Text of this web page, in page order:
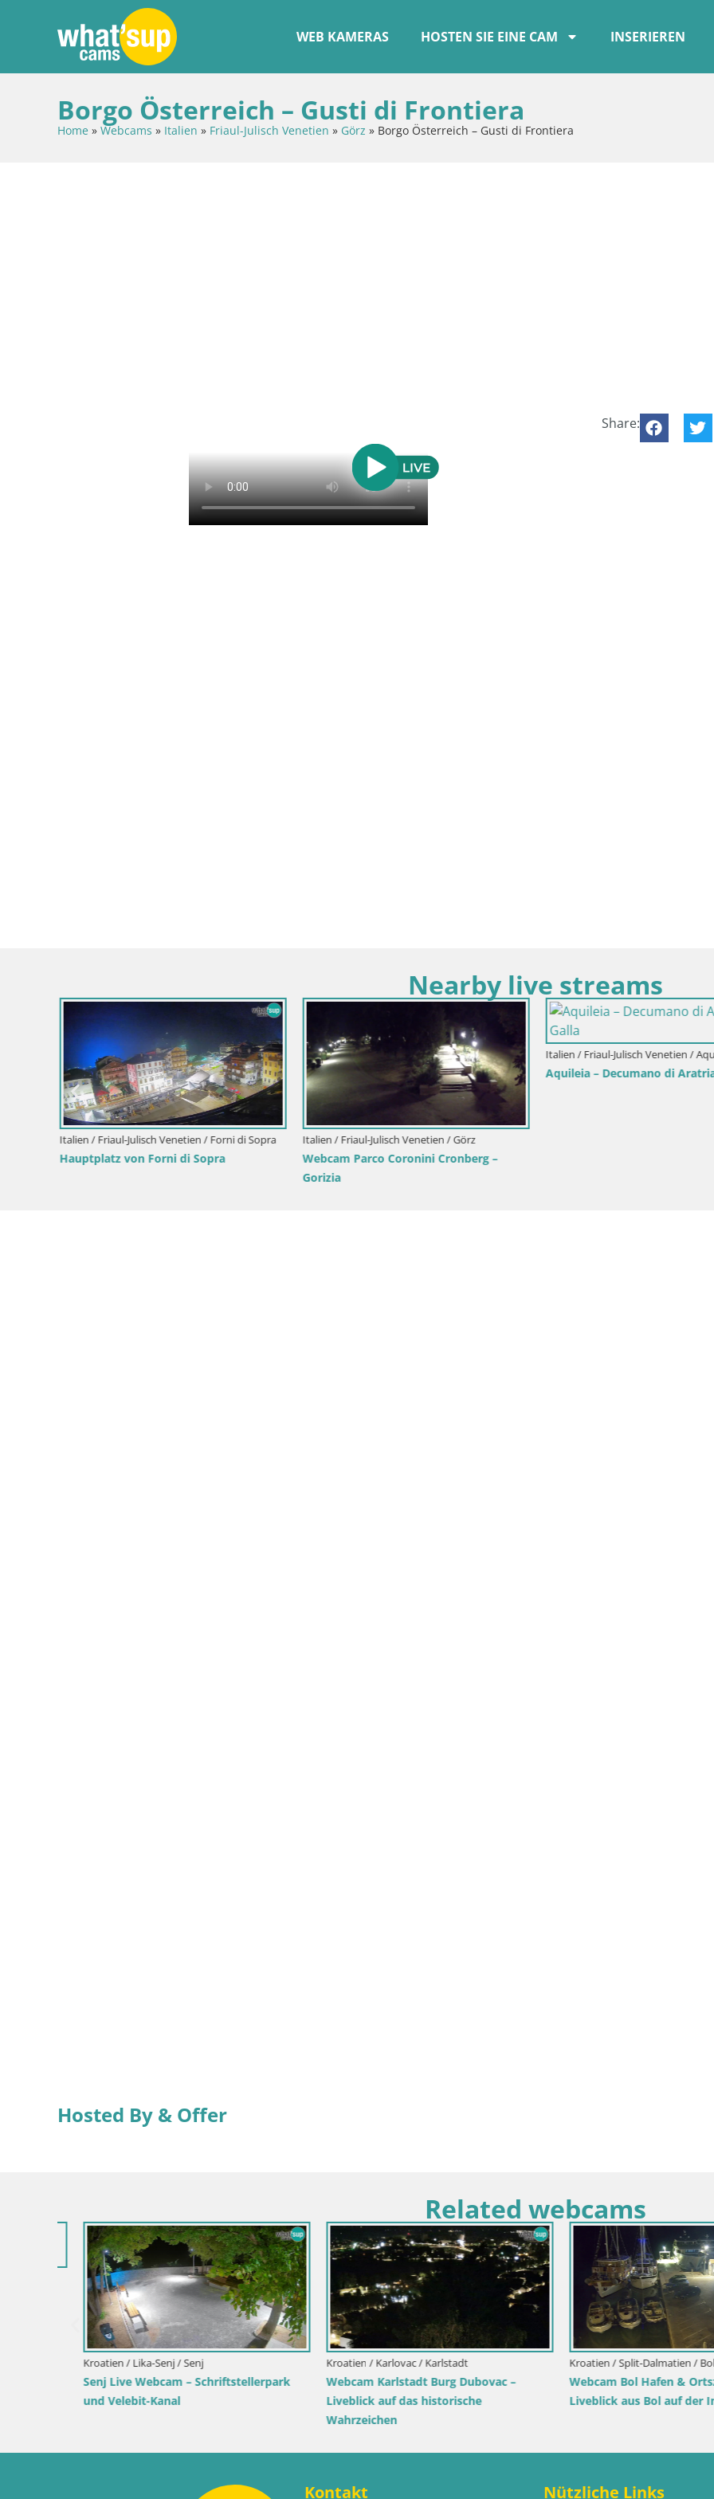
WEB KAMERAS HOSTEN SIE EINE CAM INSERIEREN
Borgo Österreich – Gusti di Frontiera
Home » Webcams » Italien » Friaul-Julisch Venetien » Görz » Borgo Österreich – Gusti di Frontiera
Share:
Nearby live streams
Italien / Friaul-Julisch Venetien / Forni di Sopra
Hauptplatz von Forni di Sopra
Italien / Friaul-Julisch Venetien / Görz
Webcam Parco Coronini Cronberg –
Gorizia
Italien / Friaul-Julisch Venetien /
Aquileia – Decumano di
Hosted By & Offer
Related webcams
Kroatien / Lika-Senj / Senj
Senj Live Webcam – Schriftstellerpark
und Velebit-Kanal
Kroatien / Karlovac / Karlstadt
Webcam Karlstadt Burg Dubovac –
Liveblick auf das historische
Wahrzeichen
Kroatien / Split-Dalmatien / Bol
Webcam Bol Hafen &
Liveblick aus Bol auf der Insel
Kontakt Nützliche Links